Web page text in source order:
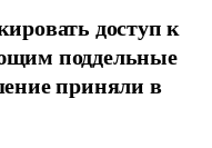
доступ к
поддельные
приняли в